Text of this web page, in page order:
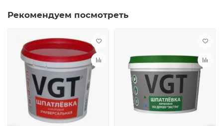
Рекомендуем посмотреть